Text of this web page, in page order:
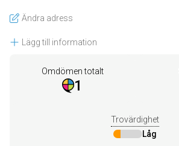
Ändra adress
Lägg till information
Omdömen totalt
1
Trovärdighet
Låg